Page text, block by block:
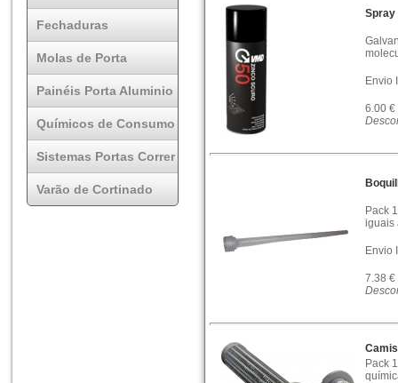
Fechaduras
Molas de Porta
Painéis Porta Aluminio
Químicos de Consumo
Sistemas Portas Correr
Varão de Cortinado
Spray
Envio
6.00 €
Pack
iguais
Envio
7.38 €
Pack